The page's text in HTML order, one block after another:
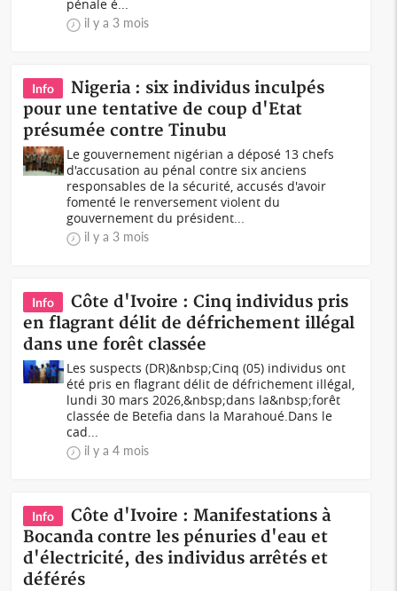
pénale é...
il y a 3 mois
Info
Nigeria : six individus inculpés
pour une tentative de coup d'Etat
présumée contre Tinubu
Le gouvernement nigérian a déposé 13 chefs
d'accusation au pénal contre six anciens
responsables de la sécurité, accusés d'avoir
fomenté le renversement violent du
gouvernement du président...
il y a 3 mois
Info
Côte d'Ivoire : Cinq individus pris
en flagrant délit de défrichement illégal
dans une forêt classée
Les suspects (DR)&nbsp;Cinq (05) individus ont
été pris en flagrant délit de défrichement illégal,
lundi 30 mars 2026,&nbsp;dans la&nbsp;forêt
classée de Betefia dans la Marahoué.Dans le
cad...
il y a 4 mois
Info
Côte d'Ivoire : Manifestations à
Bocanda contre les pénuries d'eau et
d'électricité, des individus arrêtés et
déférés